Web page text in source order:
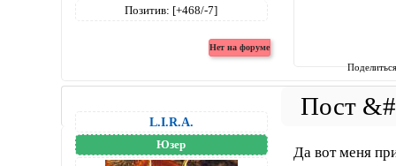
Позитив: [+468/-7]
L.I.R.A.
Юзер Да вот меня